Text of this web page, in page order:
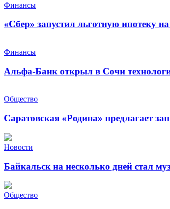
Финансы
«Сбер» запустил льготную ипотеку
Финансы
Альфа-Банк открыл в Сочи
Общество
Саратовская «Родина» предлагает
Новости
Байкальск на несколько дней стал
Общество